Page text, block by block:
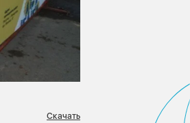
Скачать